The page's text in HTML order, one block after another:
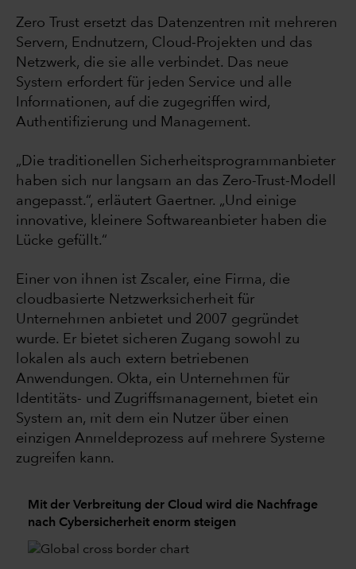
Zero Trust ersetzt das Datenzentren mit mehreren
Servern, Endnutzern, Cloud-Projekten und das
Netzwerk, die sie alle verbindet. Das neue
System erfordert für jeden Service und alle
Informationen, auf die zugegriffen wird,
Authentifizierung und Management.
„Die traditionellen Sicherheitsprogrammanbieter
haben sich nur langsam an das Zero-Trust-Modell
angepasst.“, erläutert Gaertner. „Und einige
innovative, kleinere Softwareanbieter haben die
Lücke gefüllt.“
Einer von ihnen ist Zscaler, eine Firma, die
cloudbasierte Netzwerksicherheit für
Unternehmen anbietet und 2007 gegründet
wurde. Er bietet sicheren Zugang sowohl zu
lokalen als auch extern betriebenen
Anwendungen. Okta, ein Unternehmen für
Identitäts- und Zugriffsmanagement, bietet ein
System an, mit dem ein Nutzer über einen
einzigen Anmeldeprozess auf mehrere Systeme
zugreifen kann.
Mit der Verbreitung der Cloud wird die Nachfrage
nach Cybersicherheit enorm steigen